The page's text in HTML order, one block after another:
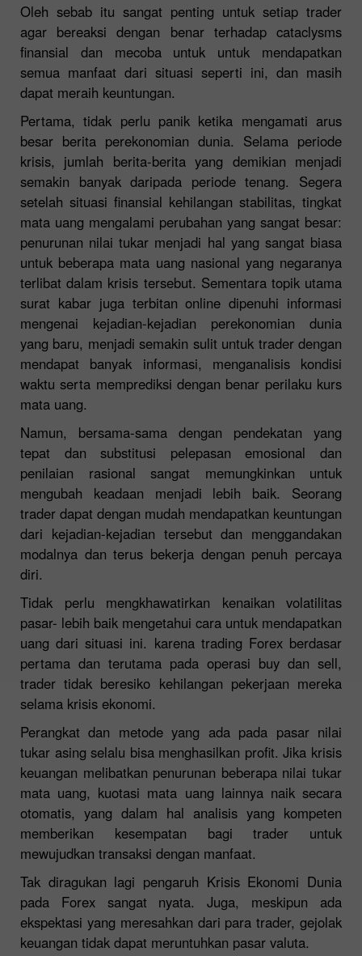
Oleh sebab itu sangat penting untuk setiap trader
agar bereaksi dengan benar terhadap cataclysms
finansial dan mecoba untuk untuk mendapatkan
semua manfaat dari situasi seperti ini, dan masih
dapat meraih keuntungan.
Pertama, tidak perlu panik ketika mengamati arus
besar berita perekonomian dunia. Selama periode
krisis, jumlah berita-berita yang demikian menjadi
semakin banyak daripada periode tenang. Segera
setelah situasi finansial kehilangan stabilitas, tingkat
mata uang mengalami perubahan yang sangat besar:
penurunan nilai tukar menjadi hal yang sangat biasa
untuk beberapa mata uang nasional yang negaranya
terlibat dalam krisis tersebut. Sementara topik utama
surat kabar juga terbitan online dipenuhi informasi
mengenai kejadian-kejadian perekonomian dunia
yang baru, menjadi semakin sulit untuk trader dengan
mendapat banyak informasi, menganalisis kondisi
waktu serta memprediksi dengan benar perilaku kurs
mata uang.
Namun, bersama-sama dengan pendekatan yang
tepat dan substitusi pelepasan emosional dan
penilaian rasional sangat memungkinkan untuk
mengubah keadaan menjadi lebih baik. Seorang
trader dapat dengan mudah mendapatkan keuntungan
dari kejadian-kejadian tersebut dan menggandakan
modalnya dan terus bekerja dengan penuh percaya
diri.
Tidak perlu mengkhawatirkan kenaikan volatilitas
pasar- lebih baik mengetahui cara untuk mendapatkan
uang dari situasi ini. karena trading Forex berdasar
pertama dan terutama pada operasi buy dan sell,
trader tidak beresiko kehilangan pekerjaan mereka
selama krisis ekonomi.
Perangkat dan metode yang ada pada pasar nilai
tukar asing selalu bisa menghasilkan profit. Jika krisis
keuangan melibatkan penurunan beberapa nilai tukar
mata uang, kuotasi mata uang lainnya naik secara
otomatis, yang dalam hal analisis yang kompeten
memberikan kesempatan bagi trader untuk
mewujudkan transaksi dengan manfaat.
Tak diragukan lagi pengaruh Krisis Ekonomi Dunia
pada Forex sangat nyata. Juga, meskipun ada
ekspektasi yang meresahkan dari para trader, gejolak
keuangan tidak dapat meruntuhkan pasar valuta.